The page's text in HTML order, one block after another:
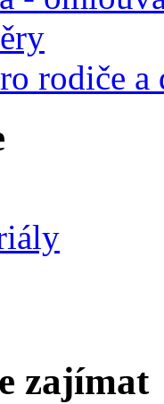
rodiče
zajímat